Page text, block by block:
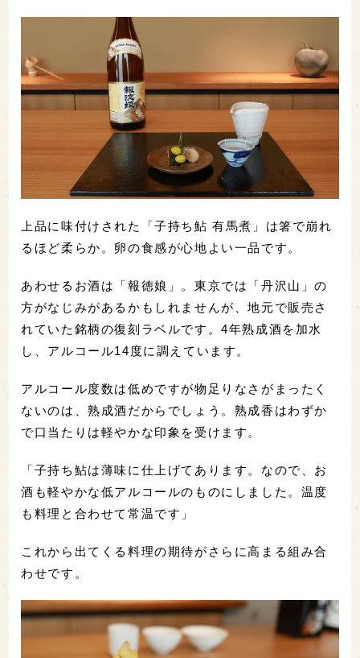
上品に味付けされた「子持ち鮎 有馬煮」は箸で崩れ
るほど柔らか。卵の食感が心地よい一品です。
あわせるお酒は「報徳娘」。東京では「丹沢山」の
方がなじみがあるかもしれませんが、地元で販売さ
れていた銘柄の復刻ラベルです。4年熟成酒を加水
し、アルコール14度に調えています。
アルコール度数は低めですが物足りなさがまったく
ないのは、熟成酒だからでしょう。熟成香はわずか
で口当たりは軽やかな印象を受けます。
「子持ち鮎は薄味に仕上げてあります。なので、お
酒も軽やかな低アルコールのものにしました。温度
も料理と合わせて常温です」
これから出てくる料理の期待がさらに高まる組み合
わせです。